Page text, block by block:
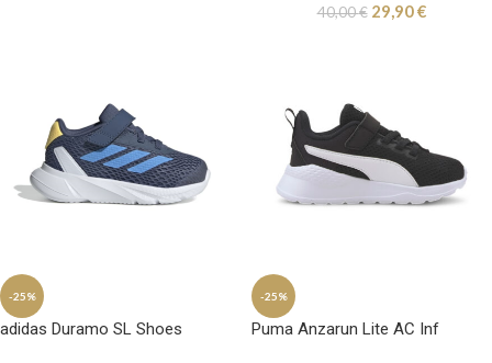
40,00€ 29,90€
-25%
adidas Duramo SL Shoes
-25%
Puma Anzarun Lite AC Inf